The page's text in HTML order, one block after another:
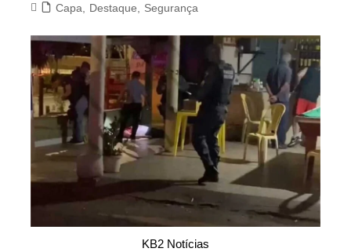
Capa
Destaque Segurança
KB2 Notícias